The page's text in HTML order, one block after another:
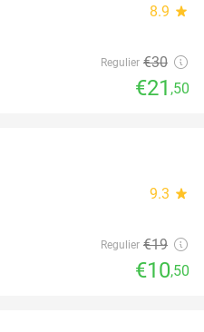
8.9 star
Regulier €30
€21 ,50
9.3 star
Regulier €19
€10,50